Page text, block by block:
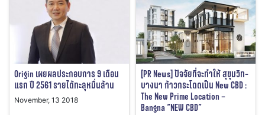
Origin เผยผลประกอบการ 9 เดือน
แรก ปี 2561 รายได้ทะลุหมื่นล้าน
November, 13 2018
[PR News] ปัจจัยที่จะทำให้ สุขุมวิท-
บางนา ก้าวกระโดดเป็น New CBD :
The New Prime Location –
Bangna “NEW CBD”